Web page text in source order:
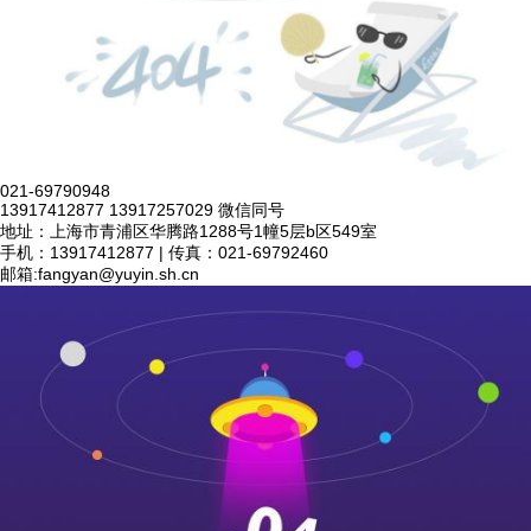
021-69790948
13917412877 13917257029 微信同号
地址：上海市青浦区华腾路1288号1幢5层b区549室
手机：13917412877 | 传真：021-69792460
邮箱:fangyan@yuyin.sh.cn